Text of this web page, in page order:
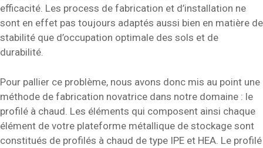
efficacité. Les process de fabrication et d’installation ne
sont en effet pas toujours adaptés aussi bien en matière de
stabilité que d’occupation optimale des sols et de
durabilité.
Pour pallier ce problème, nous avons donc mis au point une
méthode de fabrication novatrice dans notre domaine : le
profilé à chaud. Les éléments qui composent ainsi chaque
élément de votre plateforme métallique de stockage sont
constitués de profilés à chaud de type IPE et HEA. Le profilé